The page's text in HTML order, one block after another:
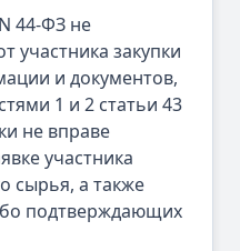
44-ФЗ не
участника закупки
и документов,
1 и 2 статьи 43
не вправе
участника
сырья, а также
подтверждающих